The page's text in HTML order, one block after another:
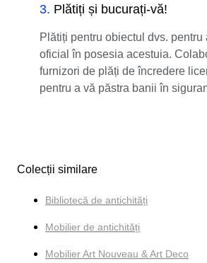
3. Plătiți și bucurați-vă!
Plătiți pentru obiectul dvs. pentru
oficial în posesia acestuia.
furnizori de plăți de încredere
pentru a vă păstra banii în
Colecții similare
Bibliotecă de antichități
Mobilier de antichități
Mobilier Art Nouveau & Art Deco